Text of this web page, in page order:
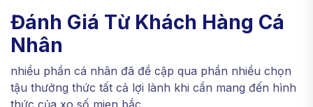
Đánh Giá Từ Khách Hàng Cá
Nhân
nhiều phần cá nhân đã đề cập qua phần nhiều chọn
tậu thưởng thức tất cả lợi lành khi cần mang đến hình
thức của xo số mien bắc.